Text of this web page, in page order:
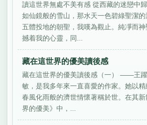
讀這世界無處不美有感 從西藏的迷戀中
如仙鏡般的雪山，那水天一色碧綠聖潔
五體投地的朝聖，我嘆為觀止。純凈而
撼着我的心靈，同...
藏在這世界的優美讀後感
藏在這世界的優美讀後感（一） ——王
敏，是我多年來一直喜愛的作家。她以精
春風化雨般的濟世情懷著稱於世。在其
界的優美》中，...